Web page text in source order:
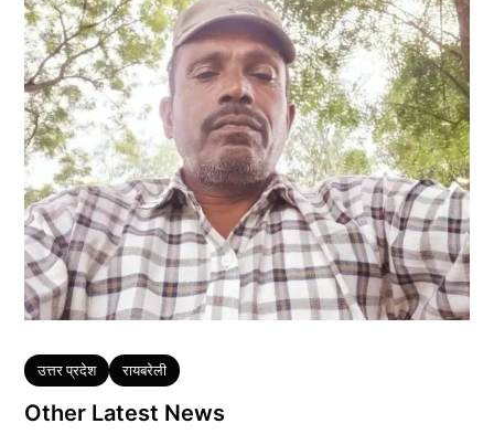
Tags
उत्तर प्रदेश रायबरेली
Other Latest News